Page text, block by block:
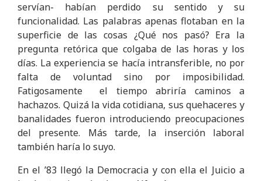
servían- habían perdido su sentido y su
funcionalidad. Las palabras apenas flotaban en la
superficie de las cosas ¿Qué nos pasó? Era la
pregunta retórica que colgaba de las horas y los
días. La experiencia se hacía intransferible, no por
falta de voluntad sino por imposibilidad.
Fatigosamente el tiempo abriría caminos a
hachazos. Quizá la vida cotidiana, sus quehaceres y
banalidades fueron introduciendo preocupaciones
del presente. Más tarde, la inserción laboral
también haría lo suyo.
En el ’83 llegó la Democracia y con ella el Juicio a